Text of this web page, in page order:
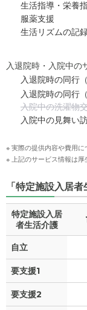
生活指導・栄養
服薬支援
生活リズムの記
入退院時・入院中の
入退院時の同行
入退院時の同行
入院中の洗濯物
入院中の見舞い
※ 実際の提供内容や費用に
※ 上記のサービス情報は厚
「特定施設入居
特定施設入居
者生活介護
自立
要支援1
要支援2